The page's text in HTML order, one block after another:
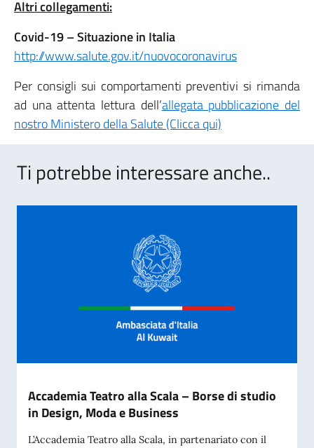
Altri collegamenti:
Covid-19 – Situazione in Italia
http://www.salute.gov.it/nuovocoronavirus
Per consigli sui comportamenti preventivi si rimanda
ad una attenta lettura dell’allegata pubblicazione del
nostro Ministero della Salute (Clicca qui)
Ti potrebbe interessare anche..
Accademia Teatro alla Scala – Borse di studio
in Design, Moda e Business
L’Accademia Teatro alla Scala, in partenariato con il